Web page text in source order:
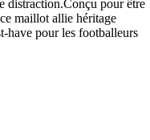
distraction.Conçu pour être
maillot allie héritage
have pour les footballeurs